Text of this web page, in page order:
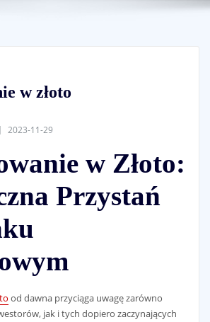
w złoto
2023-11-29
w Złoto:
Przystań
od dawna przyciąga uwagę zarówno
jak i tych dopiero zaczynających